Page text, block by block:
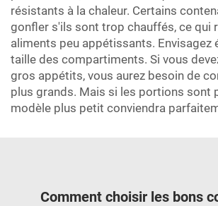
résistants à la chaleur. Certains
gonfler s'ils sont trop chauffés, ce qui
aliments peu appétissants. Envisagez
taille des compartiments. Si vous
gros appétits, vous aurez besoin de
plus grands. Mais si les portions sont
modèle plus petit conviendra
Comment choisir les bons